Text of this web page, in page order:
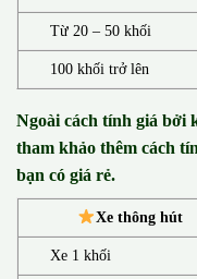
Từ 20 – 50 khối
100 khối trở lên
Ngoài cách tính giá bởi
tham khảo thêm cách
bạn có giá rẻ.
Xe thông hút
Xe 1 khối